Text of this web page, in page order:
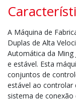
A Máquina de
Duplas de Alta
Automática da Ming
e estável. Esta
conjuntos de
estável ao controlar
sistema de